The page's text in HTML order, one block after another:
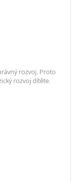
rozvoj. Proto
rozvoj dítěte.